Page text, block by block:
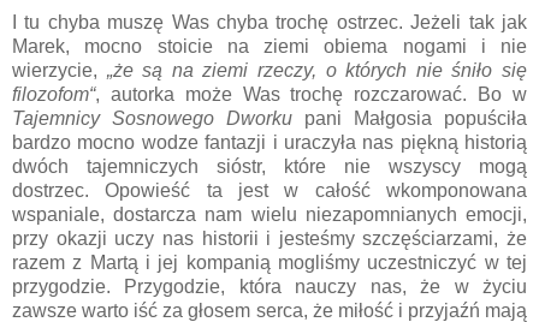
I tu chyba muszę Was chyba trochę ostrzec. Jeżeli tak jak
Marek, mocno stoicie na ziemi obiema nogami i nie
wierzycie, „że są na ziemi rzeczy, o których nie śniło się
filozofom“, autorka może Was trochę rozczarować. Bo w
Tajemnicy Sosnowego Dworku pani Małgosia popuściła
bardzo mocno wodze fantazji i uraczyła nas piękną historią
dwóch tajemniczych sióstr, które nie wszyscy mogą
dostrzec. Opowieść ta jest w całość wkomponowana
wspaniale, dostarcza nam wielu niezapomnianych emocji,
przy okazji uczy nas historii i jesteśmy szczęściarzami, że
razem z Martą i jej kompanią mogliśmy uczestniczyć w tej
przygodzie.
Przygodzie, która nauczy nas, że w życiu
zawsze warto iść za głosem serca, że miłość i przyjaźń mają